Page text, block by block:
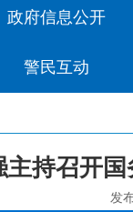
政府信息公开
警民互动
主持召开
发